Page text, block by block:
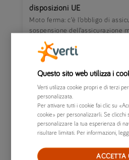
disposizioni UE
Moto ferma: c’è l’obbligo di
sospensione dell’assicurazione
possibile? Facciamo chiarezza
UE.
Questo sito web utilizza i
Verti utilizza cookie propri e di terzi
personalizzata.
Per attivare tutti i cookie fai clic su
cookie» per personalizzarli. Se clicchi
personalizzare la tua esperienza di
risultare limitati. Per informazioni,
ACCETTA